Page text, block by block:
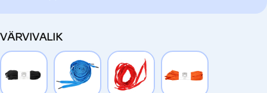
VÄRVIVALIK